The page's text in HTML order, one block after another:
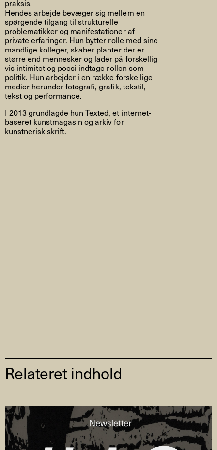
praksis.
Hendes arbejde bevæger sig mellem en
spørgende tilgang til strukturelle
problematikker og manifestationer af
private erfaringer. Hun bytter rolle med sine
mandlige kolleger, skaber planter der er
større end mennesker og lader på forskellig
vis intimitet og poesi indtage rollen som
politik. Hun arbejder i en række forskellige
medier herunder fotografi, grafik, tekstil,
tekst og performance.
I 2013 grundlagde hun Texted, et internet-
baseret kunstmagasin og arkiv for
kunstnerisk skrift.
Relateret indhold